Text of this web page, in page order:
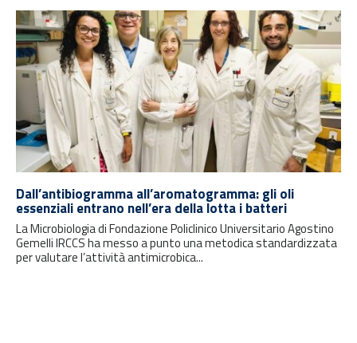
Dall’antibiogramma all’aromatogramma: gli oli
essenziali entrano nell’era della lotta i batteri
La Microbiologia di Fondazione Policlinico Universitario Agostino
Gemelli IRCCS ha messo a punto una metodica standardizzata
per valutare l’attività antimicrobica...